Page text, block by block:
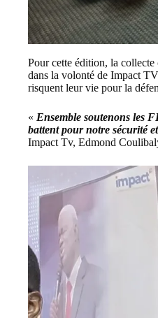
Pour cette édition, la collecte
dans la volonté de Impact TV
risquent leur vie pour la
« Ensemble soutenons les
battent pour notre sécurité
Impact Tv, Edmond